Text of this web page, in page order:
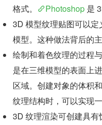
格式。
Photoshop 是
3D 模型纹理贴图可以
模型。这种做法背后的
绘制和着色纹理的过程
是在三维模型的表面上
区域。创建对象的体积
纹理结构时，可以实现
3D 纹理渲染可创建具